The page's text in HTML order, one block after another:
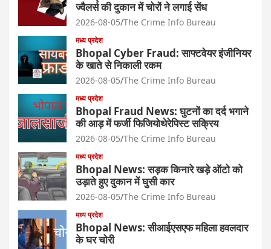
ज्वैलर्स की दुकान में चोरों ने लगाई सेंध
2026-08-05 The Crime Info Bureau
मध्य प्रदेश
Bhopal Cyber Fraud: साफ्टवेयर इंजीनियर
के खाते से निकाली रकम
2026-08-05 The Crime Info Bureau
मध्य प्रदेश
Bhopal Fraud News: घुटनों का दर्द भगाने
की आड़ में फर्जी फिजियोथेरेपिस्ट सक्रिय
2026-08-05 The Crime Info Bureau
मध्य प्रदेश
Bhopal News: सड़क किनारे खड़े ऑटो को
उड़ाते हुए दुकान में घुसी कार
2026-08-05 The Crime Info Bureau
मध्य प्रदेश
Bhopal News: सीआईएसएफ महिला हवलदार
के घर चोरी